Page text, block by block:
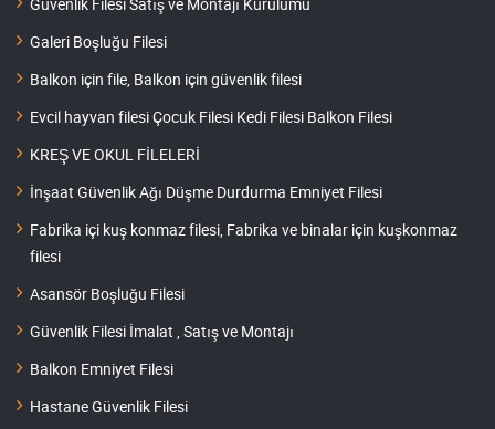
Galeri Boşluğu Filesi
Balkon için file, Balkon için güvenlik filesi
Evcil hayvan filesi Çocuk Filesi Kedi Filesi Balkon Filesi
KREŞ VE OKUL FİLELERİ
İnşaat Güvenlik Ağı Düşme Durdurma Emniyet Filesi
Fabrika içi kuş konmaz filesi, Fabrika ve binalar için kuşkonmaz
filesi
Asansör Boşluğu Filesi
Güvenlik Filesi İmalat , Satış ve Montajı
Balkon Emniyet Filesi
Hastane Güvenlik Filesi